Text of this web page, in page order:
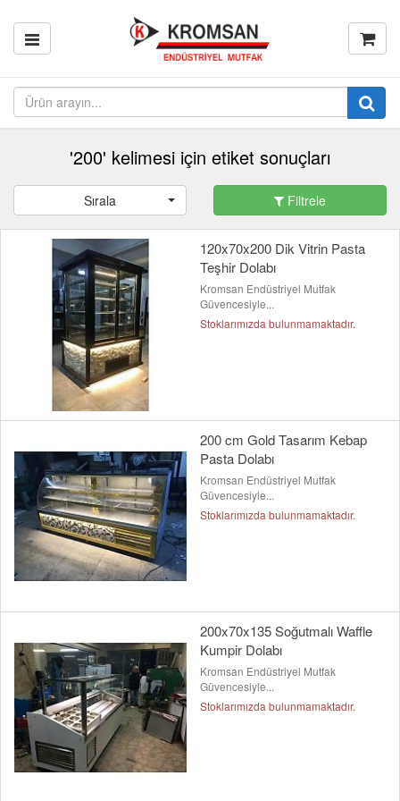
'200' kelimesi için etiket sonuçları
Sırala Filtrele
120x70x200 Dik Vitrin Pasta
Teşhir Dolabı
Kromsan Endüstriyel Mutfak
Güvencesiyle...
Stoklarımızda bulunmamaktadır.
200 cm Gold Tasarım Kebap
Pasta Dolabı
Kromsan Endüstriyel Mutfak
Güvencesiyle...
Stoklarımızda bulunmamaktadır.
200x70x135 Soğutmalı Waffle
Kumpir Dolabı
Kromsan Endüstriyel Mutfak
Güvencesiyle...
Stoklarımızda bulunmamaktadır.